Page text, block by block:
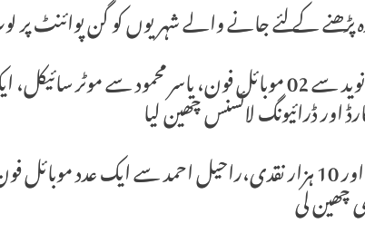
ڈاکؤوں نے گن پوائنٹ پر سید نوید سے 02 موبائل فون، یاسر محمود
راجہ قیصر سے ایک عدد موبائل اور 10 ہزار نقدی،راحیل احمد سے ایک